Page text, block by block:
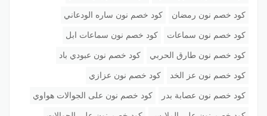
كود خصم نون رمضان كود خصم نون ساره الودعاني
كود خصم نون سماعات كود خصم نون سماعات ابل
كود خصم نون طارق الحربي كود خصم نون عبودي باد
كود خصم نون عز الخد كود خصم نون عزازي
كود خصم نون عصابة بدر كود خصم نون على الجوالات هواوي